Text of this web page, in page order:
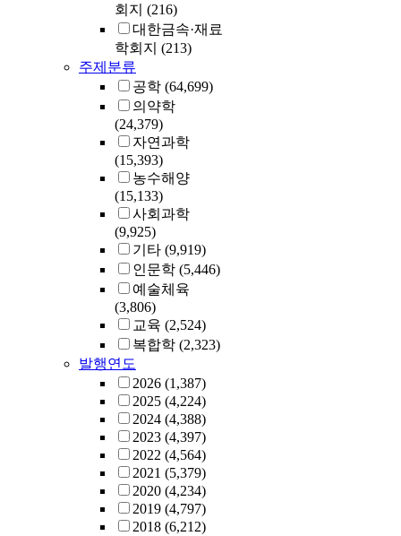
회지 (216)
대한금속·재료
학회지 (213)
주제분류
공학 (64,699)
의약학
(24,379)
자연과학
(15,393)
농수해양
(15,133)
사회과학
(9,925)
기타 (9,919)
인문학 (5,446)
예술체육
(3,806)
교육 (2,524)
복합학 (2,323)
발행연도
2026 (1,387)
2025 (4,224)
2024 (4,388)
2023 (4,397)
2022 (4,564)
2021 (5,379)
2020 (4,234)
2019 (4,797)
2018 (6,212)